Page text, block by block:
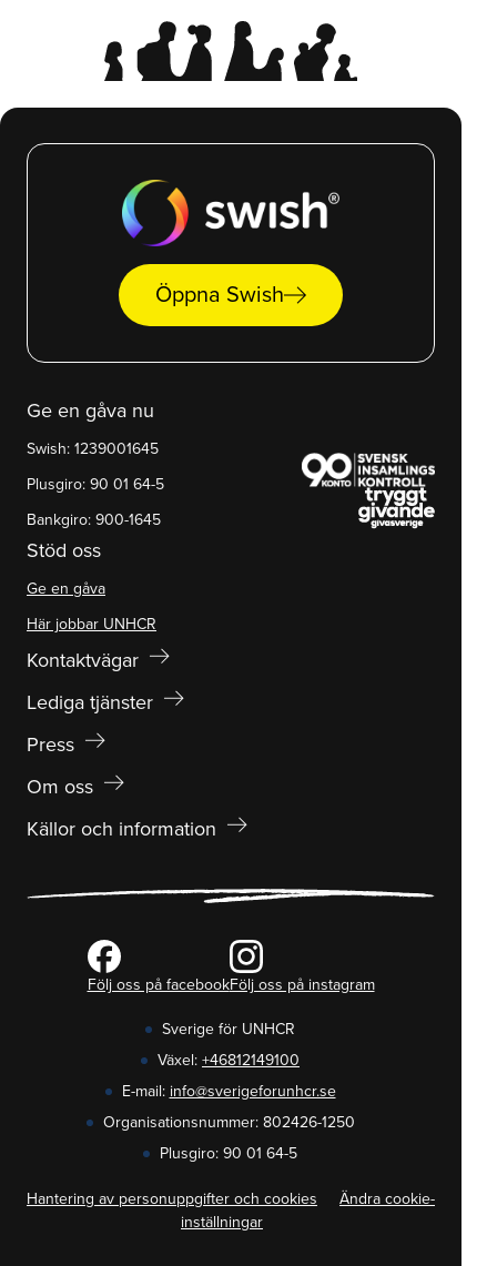
Öppna Swisharrow_right_alt
Ge en gåva nu
Swish: 1239001645
Plusgiro: 90 01 64-5
Bankgiro: 900-1645
Stöd oss
Ge en gåva
Här jobbar UNHCR
Kontaktvägar arrow_right_alt
Lediga tjänster arrow_right_alt
Press arrow_right_alt
Om oss arrow_right_alt
Källor och information arrow_right_alt
Följ oss på facebookFölj oss på instagram
Sverige för UNHCR
Växel: +46812149100
E-mail: info@sverigeforunhcr.se
Organisationsnummer: 802426-1250
Plusgiro: 90 01 64-5
Hantering av personuppgifter och cookies
Ändra cookie-
inställningar